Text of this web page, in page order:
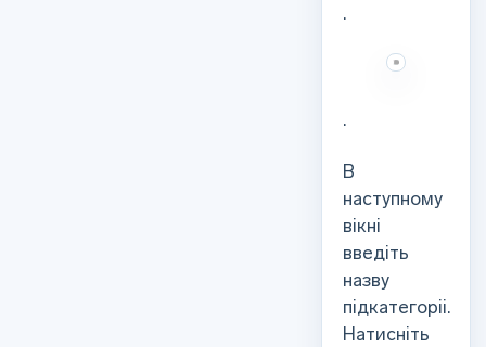
.
.
В
наступному
вікні
введіть
назву
підкатегоріі.
Натисніть